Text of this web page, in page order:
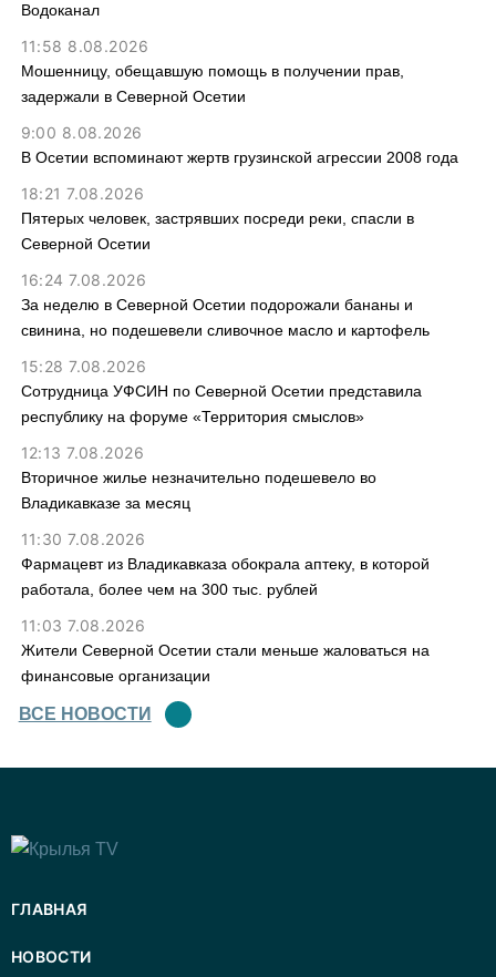
Водоканал
11:58 8.08.2026
Мошенницу, обещавшую помощь в получении прав,
задержали в Северной Осетии
9:00 8.08.2026
В Осетии вспоминают жертв грузинской агрессии 2008 года
18:21 7.08.2026
Пятерых человек, застрявших посреди реки, спасли в
Северной Осетии
16:24 7.08.2026
За неделю в Северной Осетии подорожали бананы и
свинина, но подешевели сливочное масло и картофель
15:28 7.08.2026
Сотрудница УФСИН по Северной Осетии представила
республику на форуме «Территория смыслов»
12:13 7.08.2026
Вторичное жилье незначительно подешевело во
Владикавказе за месяц
11:30 7.08.2026
Фармацевт из Владикавказа обокрала аптеку, в которой
работала, более чем на 300 тыс. рублей
11:03 7.08.2026
Жители Северной Осетии стали меньше жаловаться на
финансовые организации
ВСЕ НОВОСТИ
ГЛАВНАЯ
НОВОСТИ